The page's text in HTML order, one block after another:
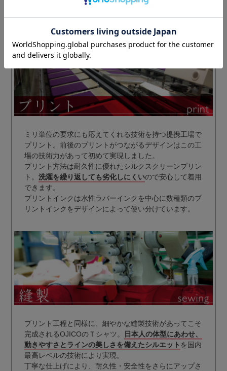
をより引き立てます。
ミリ単位の要求にも応えてくれる技術を持つ提携工場で
プリント。前後のプリントがつながるデザインはこの工
場の技術力があって初めて実現しました。
プリント方法は耐久性に優れたシルクスクリーンプリン
ト。 洗濯を繰り返しても劣化しにくいので安心して着用
できます。
プリントインクは水性ラバーインクを中心に数種類のプ
リントインクをデザインによって使い分けています。
プリント工程と同様に、細やかな縫製技術があってこそ
完成されるOJICOのＴシャツ。
日本人の体型にあわせ、
動きやすさとラインの美しさを備えたシルエット を国内
最高レベルの技術により実現。
丁寧な仕上げにより、耐久性・安全性をさらにアップさ